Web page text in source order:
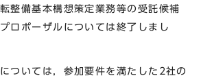
整備基本構想策定業務等の受託候補
ロポーザルについては終了しまし
ついては，参加要件を満たした2社の